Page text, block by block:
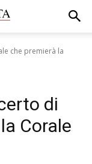
che premierà la
di
Corale